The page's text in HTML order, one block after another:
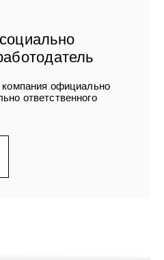
официально
ответственного